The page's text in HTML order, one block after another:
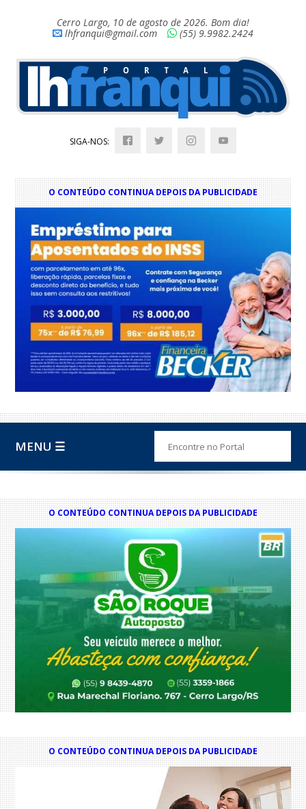
Cerro Largo, 10 de agosto de 2026. Bom dia!
lhfranqui@gmail.com
(55) 9.9982.2424
SIGA-NOS:
O CONTEÚDO CONTINUA DEPOIS DA PUBLICIDADE
MENU ☰
O CONTEÚDO CONTINUA DEPOIS DA PUBLICIDADE
O CONTEÚDO CONTINUA DEPOIS DA PUBLICIDADE